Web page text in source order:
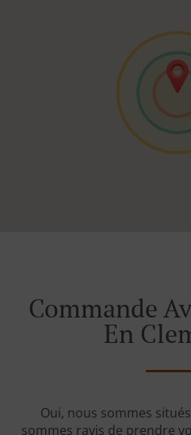
Commande
En
Oui, nous sommes
sommes ravis de prendre